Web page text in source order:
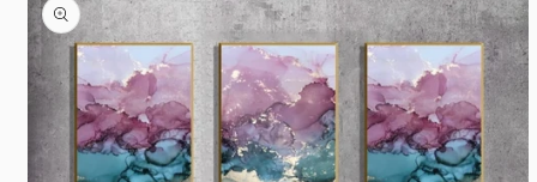
produits